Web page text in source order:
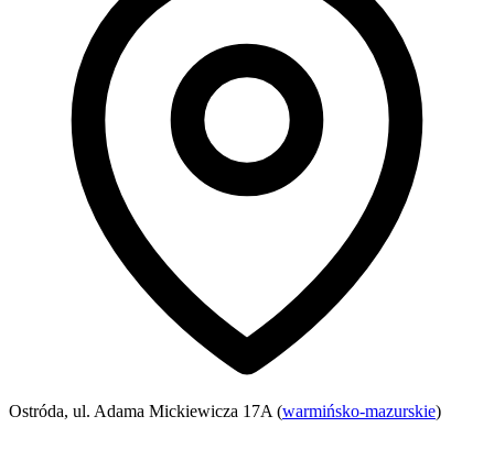
Ostróda, ul. Adama Mickiewicza 17A (warmińsko-mazurskie)